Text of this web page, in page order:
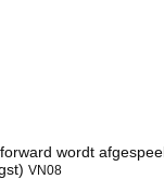
wordt
VN08